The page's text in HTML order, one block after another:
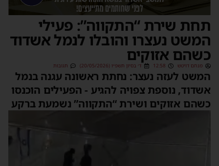
תחת שירת “התקווה”: פעילי
המשט נעצרו והובלו לנמל אשדוד
כשהם אזוקים
מנחם דויטש 12:58 ד׳ בסיון תשפ״ו (20/05/2026) תגובות
המשט לעזה נעצר: נחתת ראשונה עגנה בנמל
אשדוד, נוספת צפויה להגיע - הפעילים הוכנסו
כשהם אזוקים ושירת “התקווה” נשמעת ברקע